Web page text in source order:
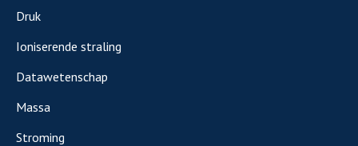
Druk
Ioniserende straling
Datawetenschap
Massa
Stroming